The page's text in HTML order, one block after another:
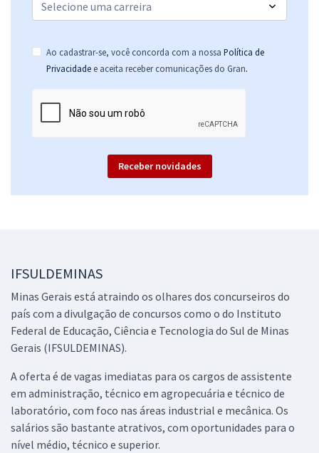
R$ 478,32
39,86
Comprar
Ao cadastrar-se, você concorda com a nossa Política de
Privacidade e aceita receber comunicações do Gran.
Receber novidades
IFSULDEMINAS
Minas Gerais está atraindo os olhares dos concurseiros do
país com a divulgação de concursos como o do Instituto
Federal de Educação, Ciência e Tecnologia do Sul de Minas
Gerais (IFSULDEMINAS).
A oferta é de vagas imediatas para os cargos de assistente
em administração, técnico em agropecuária e técnico de
laboratório, com foco nas áreas industrial e mecânica. Os
salários são bastante atrativos, com oportunidades para o
nível médio, técnico e superior.